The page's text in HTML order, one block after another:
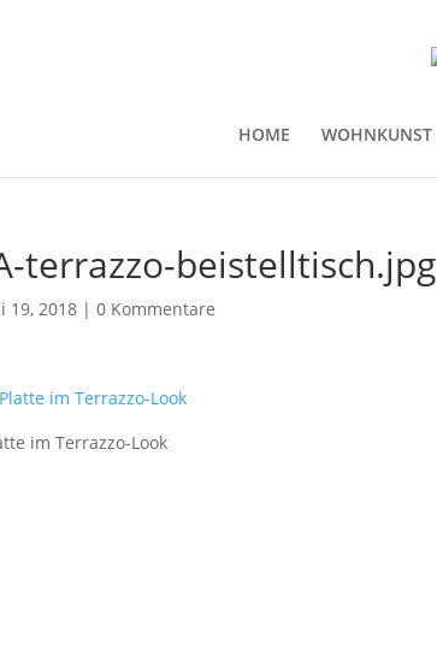
HOME WOHNKUNST
terrazzo-beistelltisch.jpg
19, 2018 |0 Kommentare
im Terrazzo-Look